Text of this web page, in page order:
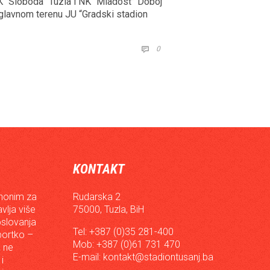
terenu JU “Gradski stadion
 0COMMENTS
za
više
–
ne
KONTAKT
Rudarska 2
75000, Tuzla, BiH
Tel: +387 (0)35 281-400
Mob: +387 (0)61 731 470
E-mail: kontakt@stadiontusanj.ba